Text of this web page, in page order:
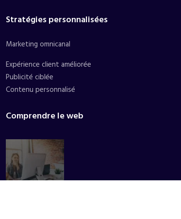
Stratégies personnalisées
Marketing omnicanal
Expérience client améliorée
Publicité ciblée
Contenu personnalisé
Comprendre le web